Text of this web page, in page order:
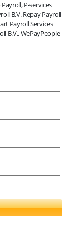
P-services
B.V. Repay Payroll
Payroll Services
B.V., WePayPeople